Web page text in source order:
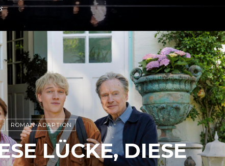
ROMAN-ADAPTION
LÜCKE, DIESE